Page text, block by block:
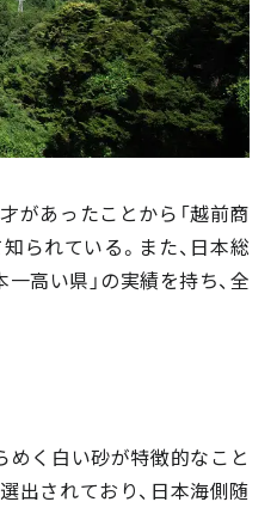
があったことから「越前商
られている。また、日本総
高い県」の実績を持ち、全
めく白い砂が特徴的なこと
出されており、日本海側随